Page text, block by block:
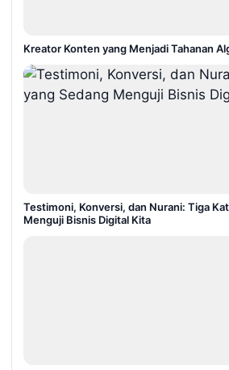
Kreator Konten yang Menjadi Tahanan
Testimoni, Konversi, dan Nurani: Tiga
Menguji Bisnis Digital Kita